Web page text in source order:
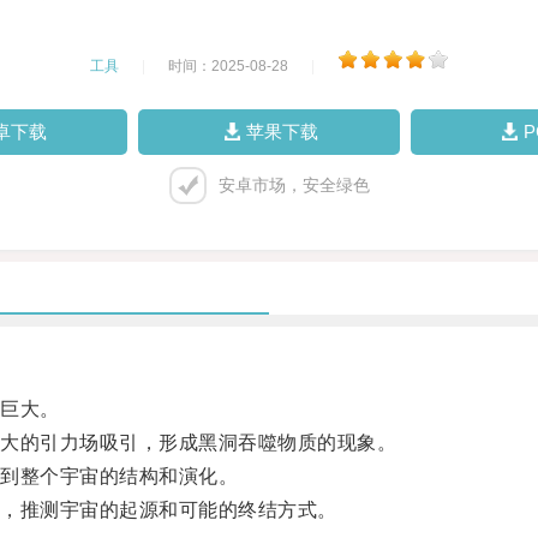
工具 时间：2025-08-28
下载 苹果下载
安卓市场，安全绿色
大。
引力场吸引，形成黑洞吞噬物质的现象。
个宇宙的结构和演化。
测宇宙的起源和可能的终结方式。